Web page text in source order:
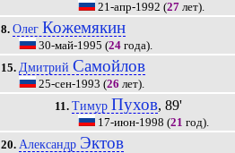
21-апр-1992 (27 лет).
8. Олег Кожемякин
30-май-1995 (24года).
15. Дмитрий Самойлов
25-сен-1993 (26 лет).
11. Тимур Пухов, 89'
17-июн-1998 (21 год).
20. Александр Эктов